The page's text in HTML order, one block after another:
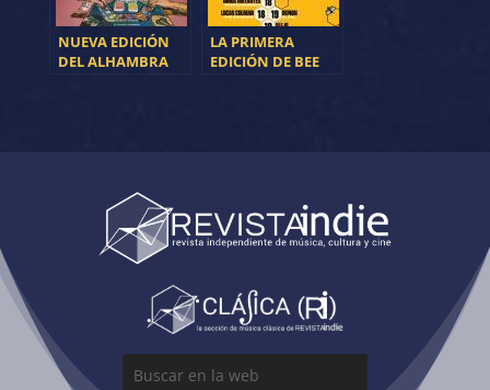
NUEVA EDICIÓN
DEL ALHAMBRA
LA PRIMERA
EDICIÓN DE BEE